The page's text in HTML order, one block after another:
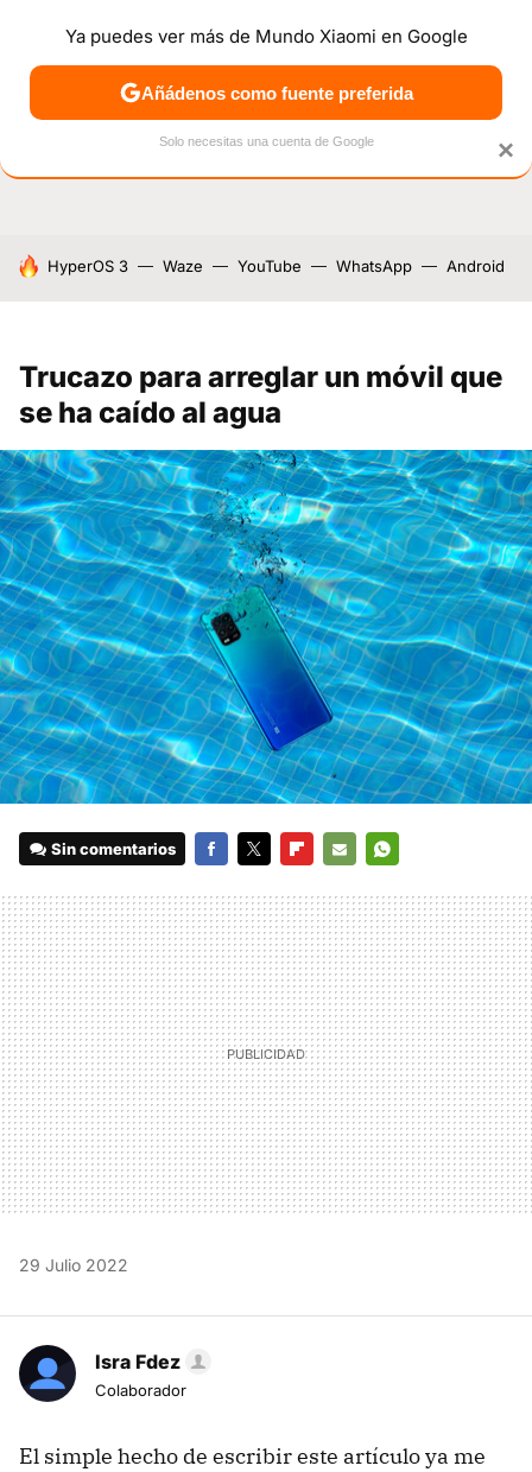
NOTICIAS MÓVILES TUTORIALES OFERTAS
HOY SE HABLA DE
HyperOS 3 Waze YouTube WhatsApp Android
Trucazo para arreglar un móvil que
se ha caído al agua
Sin comentarios
MAIL
29 Julio 2022
Isra Fdez
Colaborador
El simple hecho de escribir este artículo ya me
×
Ya puedes ver más de Mundo Xiaomi en Google
Añádenos como fuente preferida
Solo necesitas una cuenta de Google